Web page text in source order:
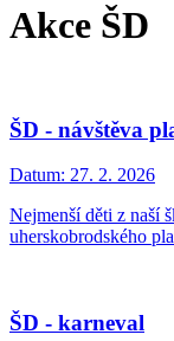
Akce ŠD
ŠD - návštěva
Datum: 27. 2. 2026
Nejmenší děti z naší
uherskobrodského
ŠD - karneval